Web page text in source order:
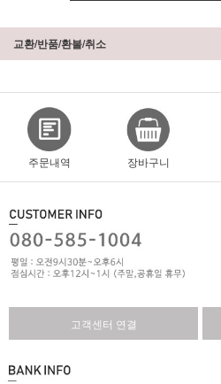
교환/반품/환불/취소
주문내역 장바구니
고객센터 연결